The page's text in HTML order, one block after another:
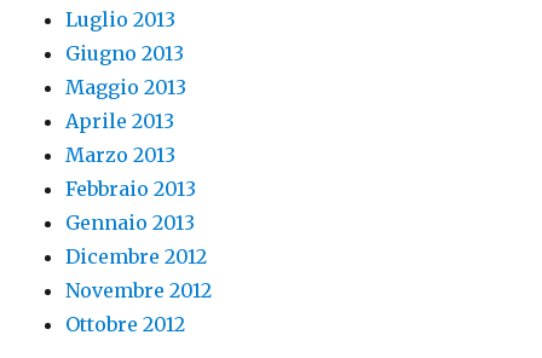
Luglio 2013
Giugno 2013
Maggio 2013
Aprile 2013
Marzo 2013
Febbraio 2013
Gennaio 2013
Dicembre 2012
Novembre 2012
Ottobre 2012